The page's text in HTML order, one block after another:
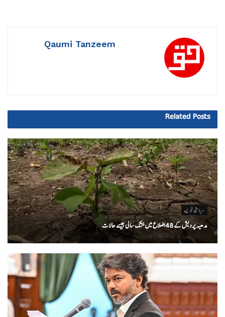
Qaumi Tanzeem
Related Posts
ریاستی خبریں
مدھیہ پردیش کے 48 اضلاع میں خشک سالی جیسے حالات